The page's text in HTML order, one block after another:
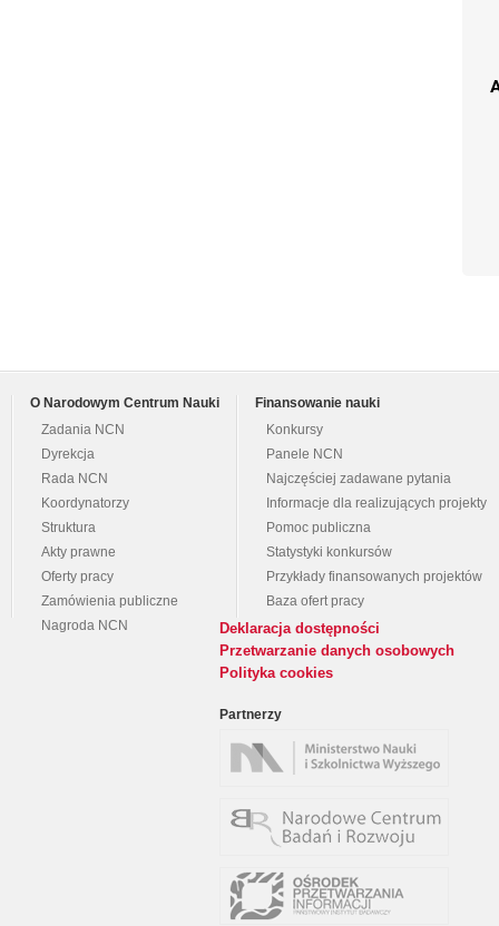
O Narodowym Centrum Nauki
Zadania NCN
Dyrekcja
Rada NCN
Koordynatorzy
Struktura
Akty prawne
Oferty pracy
Zamówienia publiczne
Nagroda NCN
Finansowanie nauki
Konkursy
Panele NCN
Najczęściej zadawane pytania
Informacje dla realizujących projekty
Pomoc publiczna
Statystyki konkursów
Przykłady finansowanych projektów
Baza ofert pracy
Deklaracja dostępności
Przetwarzanie danych osobowych
Polityka cookies
Partnerzy